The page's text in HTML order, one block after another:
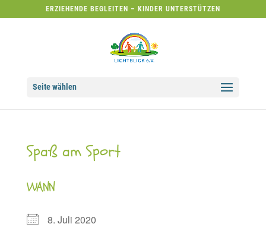
ERZIEHENDE BEGLEITEN – KINDER UNTERSTÜTZEN
Seite wählen
Spaß am Sport
WANN
8. Juli 2020